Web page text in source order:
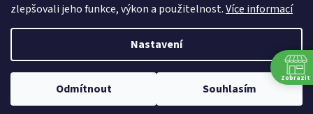
zlepšovali jeho funkce, výkon a použitelnost.Více informací
Nastavení
Odmítnout Souhlasím
Omlouváme se, ale všechny srpnové soboty budeme mít zavřeno.
Hodnocení produktu je 5 z 5 hvězdiček.
|
Remedio Digital|Zbyněk Svoboda
Vytvořil
Shoptet
Copyright 2026Arkham. Všechna práva vyhrazena.
Zobrazit